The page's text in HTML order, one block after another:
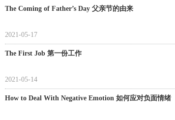
The Coming of Father’s Day 父亲节的由来
2021-05-17
The First Job 第一份工作
2021-05-14
How to Deal With Negative Emotion 如何应对负面情绪